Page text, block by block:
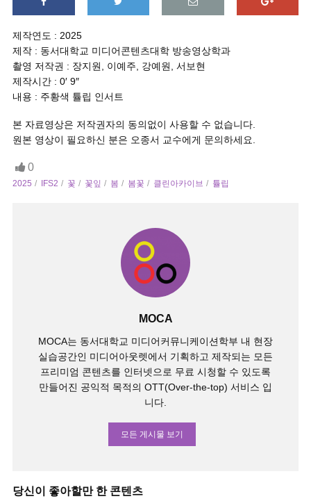
제작연도 : 2025
제작 : 동서대학교 미디어콘텐츠대학 방송영상학과
촬영 저작권 : 장지원, 이예주, 강예원, 서보현
제작시간 : 0′ 9″
내용 : 주황색 튤립 인서트
본 자료영상은 저작권자의 동의없이 사용할 수 없습니다.
원본 영상이 필요하신 분은 오종서 교수에게 문의하세요.
0
2025 IFS2 꽃 꽃잎 봄 봄꽃 클린아카이브 튤립
MOCA
MOCA는 동서대학교 미디어커뮤니케이션학부 내 현장
실습공간인 미디어아웃렛에서 기획하고 제작되는 모든
프리미엄 콘텐츠를 인터넷으로 무료 시청할 수 있도록
만들어진 공익적 목적의 OTT(Over-the-top) 서비스 입
니다.
모든 게시물 보기
당신이 좋아할만 한 콘텐츠